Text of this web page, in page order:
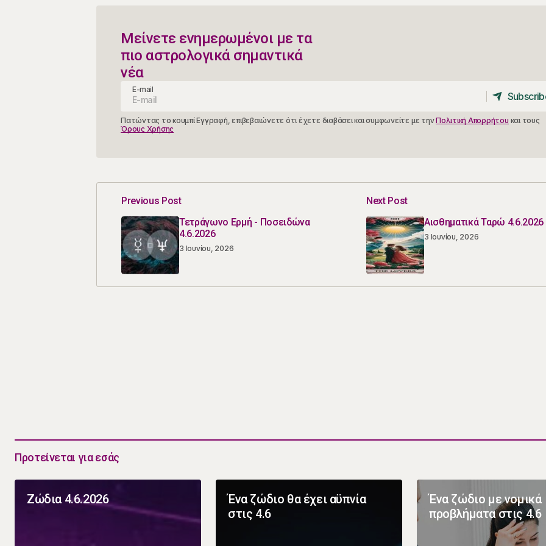
Μείνετε ενημερωμένοι με τα
πιο αστρολογικά σημαντικά
νέα
E-mail
Πατώντας το κουμπί Εγγραφή, επιβεβαιώνετε ότι έχετε διαβάσει και συμφωνείτε με τηνΠολιτική Απορρήτου και τους
Όρους Χρήσης
Previous Post
Τετράγωνο Ερμή - Ποσειδώνα
4.6.2026
3 Ιουνίου, 2026
Next Post
Αισθηματικά Ταρώ 4.6.2026
3 Ιουνίου, 2026
Προτείνεται για εσάς
Ζώδια 4.6.2026
Ένα ζώδιο θα έχει αϋπνία
στις 4.6
Ένα ζώδιο με νομικά
προβλήματα στις 4.6